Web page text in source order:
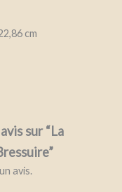
cm
sur “La
avis.